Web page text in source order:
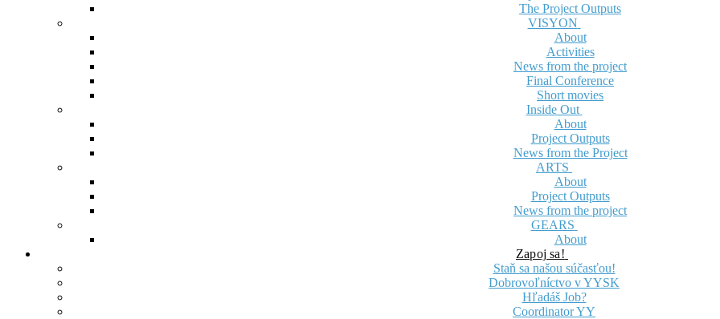
The Project Outputs
VISYON
About
Activities
News from the project
Final Conference
Short movies
Inside Out
About
Project Outputs
News from the Project
ARTS
About
Project Outputs
News from the project
GEARS
About
Zapoj sa!
Staň sa našou súčasťou!
Dobrovoľníctvo v YYSK
Hľadáš Job?
Coordinator YY